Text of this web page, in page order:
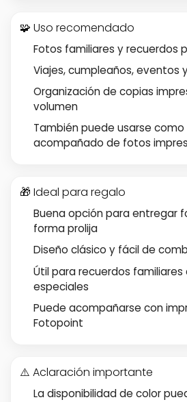
🧩 Uso recomendado
Fotos familiares y recuerdos
Viajes, cumpleaños, eventos
Organización de copias
volumen
También puede usarse como
acompañado de fotos
🎁 Ideal para regalo
Buena opción para entregar
forma prolija
Diseño clásico y fácil de
Útil para recuerdos familiares
especiales
Puede acompañarse con
Fotopoint
⚠️ Aclaración importante
La disponibilidad de color